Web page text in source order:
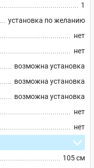
1
установка по желанию
нет
нет
возможна установка
возможна установка
возможна установка
нет
нет
105 см